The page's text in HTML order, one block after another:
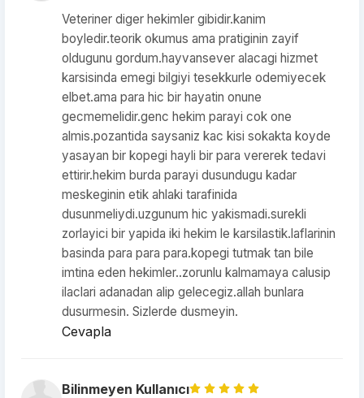
Veteriner diger hekimler gibidir.kanim
boyledir.teorik okumus ama pratiginin zayif
oldugunu gordum.hayvansever alacagi hizmet
karsisinda emegi bilgiyi tesekkurle odemiyecek
elbet.ama para hic bir hayatin onune
gecmemelidir.genc hekim parayi cok one
almis.pozantida saysaniz kac kisi sokakta koyde
yasayan bir kopegi hayli bir para vererek tedavi
ettirir.hekim burda parayi dusundugu kadar
meskeginin etik ahlaki tarafinida
dusunmeliydi.uzgunum hic yakismadi.surekli
zorlayici bir yapida iki hekim le karsilastik.laflarinin
basinda para para para.kopegi tutmak tan bile
imtina eden hekimler..zorunlu kalmamaya calusip
ilaclari adanadan alip gelecegiz.allah bunlara
dusurmesin. Sizlerde dusmeyin.
Cevapla
Bilinmeyen Kullanıcı